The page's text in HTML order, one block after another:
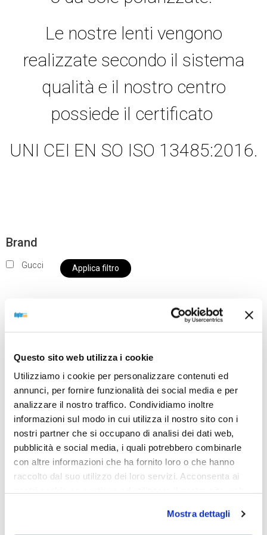
Questo sito web utilizza i cookie
Utilizziamo i cookie per personalizzare contenuti ed
annunci, per fornire funzionalità dei social media e per
analizzare il nostro traffico. Condividiamo inoltre
informazioni sul modo in cui utilizza il nostro sito con i
nostri partner che si occupano di analisi dei dati web,
pubblicità e social media, i quali potrebbero combinarle
con altre informazioni che ha fornito loro o che hanno
raccolto dal suo utilizzo dei loro servizi. Acconsenta ai
Mostra dettagli
Le nostre lenti vengono
realizzate secondo il sistema
qualità e il nostro centro
possiede il certificato
UNI CEI EN SO ISO 13485:2016.
Brand
Gucci Applica filtro
nostro negozio non saranno disponibili per la
da OTTICA DIOPTER
Showing the single result